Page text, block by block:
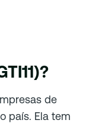
de
país. Ela tem